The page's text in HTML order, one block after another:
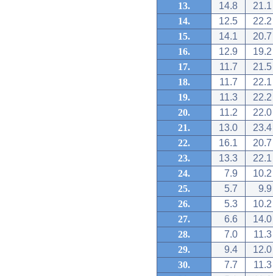
13.
14.8
21.1
14.
12.5
22.2
15.
14.1
20.7
16.
12.9
19.2
17.
11.7
21.5
18.
11.7
22.1
19.
11.3
22.2
20.
11.2
22.0
21.
13.0
23.4
22.
16.1
20.7
23.
13.3
22.1
24.
7.9
10.2
25.
5.7
9.9
26.
5.3
10.2
27.
6.6
14.0
28.
7.0
11.3
29.
9.4
12.0
30.
7.7
11.3